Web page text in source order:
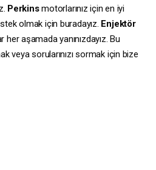
Perkinsmotorlarınız için en iyi
olmak için buradayız. Enjektör
aşamada yanınızdayız. Bu
veya sorularınızı sormak için bize